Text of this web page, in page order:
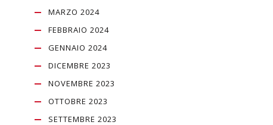
MARZO 2024
FEBBRAIO 2024
GENNAIO 2024
DICEMBRE 2023
NOVEMBRE 2023
OTTOBRE 2023
SETTEMBRE 2023